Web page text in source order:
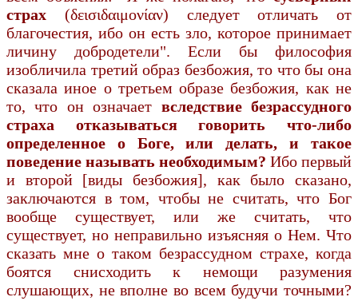
страх (δεισιδαιμονίαν) следует отличать от
благочестия, ибо он есть зло, которое принимает
личину добродетели". Если бы философия
изобличила третий образ безбожия, то что бы она
сказала иное о третьем образе безбожия, как не
то, что он означает вследствие безрассудного
страха отказываться говорить что-либо
определенное о Боге, или делать, и такое
поведение называть необходимым? Ибо первый
и второй [виды безбожия], как было сказано,
заключаются в том, чтобы не считать, что Бог
вообще существует, или же считать, что
существует, но неправильно изъясняя о Нем. Что
сказать мне о таком безрассудном страхе, когда
боятся снисходить к немощи разумения
слушающих, не вполне во всем будучи точными?